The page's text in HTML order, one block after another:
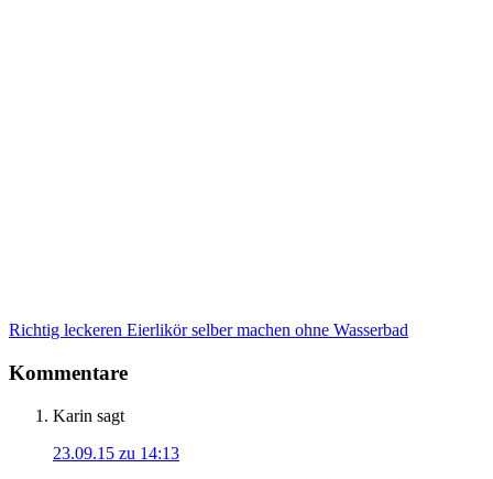
Richtig leckeren Eierlikör selber machen ohne Wasserbad
Kommentare
Karin sagt
23.09.15 zu 14:13